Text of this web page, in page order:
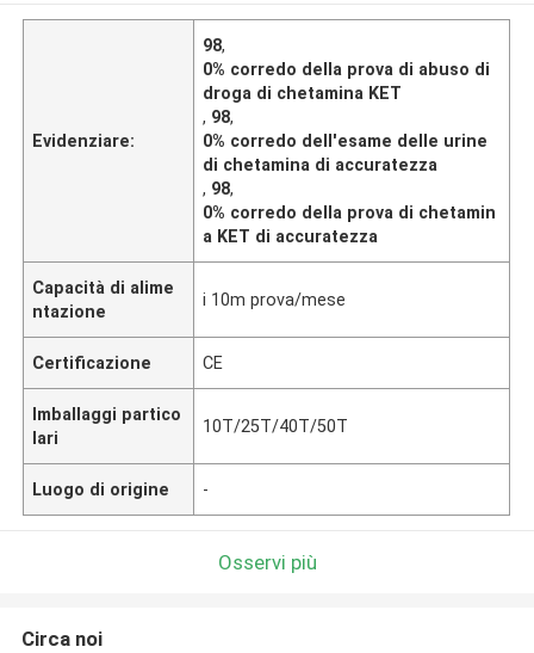
Evidenziare:
98,
0% corredo della prova di abuso di
droga di chetamina KET
, 98,
0% corredo dell'esame delle urine
di chetamina di accuratezza
, 98,
0% corredo della prova di chetamin
a KET di accuratezza
Capacità di alime
ntazione
i 10m prova/mese
Certificazione CE
Imballaggi partico
lari
10T/25T/40T/50T
Luogo di origine -
Osservi più
Circa noi